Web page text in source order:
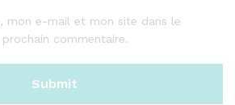
mon e-mail et mon site dans le
commentaire.